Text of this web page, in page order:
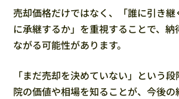
売却価格だけではなく、「誰に引き継
に承継するか」を重視することで、納
ながる可能性があります。
「まだ売却を決めていない」という
院の価値や相場を知ることが、今後の